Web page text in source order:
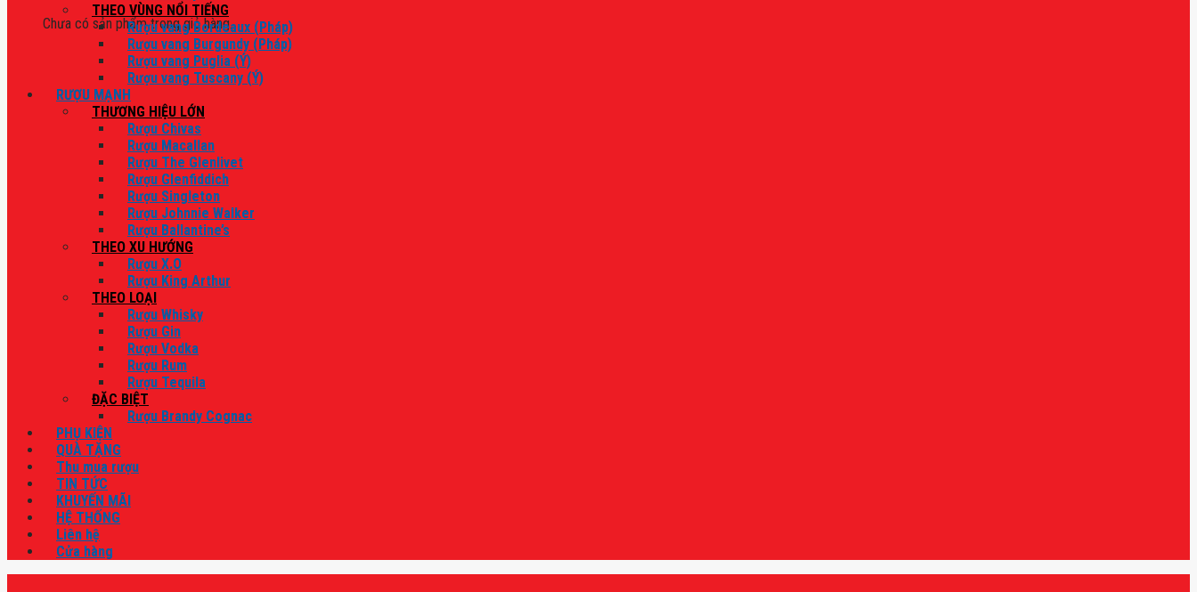
Chưa có sản phẩm trong giỏ hàng.
THEO VÙNG NỔI TIẾNG
Rượu vang Bordeaux (Pháp)
Rượu vang Burgundy (Pháp)
Rượu vang Puglia (Ý)
Rượu vang Tuscany (Ý)
RƯỢU MẠNH
THƯƠNG HIỆU LỚN
Rượu Chivas
Rượu Macallan
Rượu The Glenlivet
Rượu Glenfiddich
Rượu Singleton
Rượu Johnnie Walker
Rượu Ballantine’s
THEO XU HƯỚNG
Rượu X.O
Rượu King Arthur
THEO LOẠI
Rượu Whisky
Rượu Gin
Rượu Vodka
Rượu Rum
Rượu Tequila
ĐẶC BIỆT
Rượu Brandy Cognac
PHỤ KIỆN
QUÀ TẶNG
Thu mua rượu
TIN TỨC
KHUYẾN MÃI
HỆ THỐNG
Liên hệ
Cửa hàng